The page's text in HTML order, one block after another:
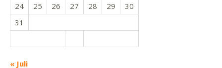
« Juli
24
25 26 27 28 29
30
31